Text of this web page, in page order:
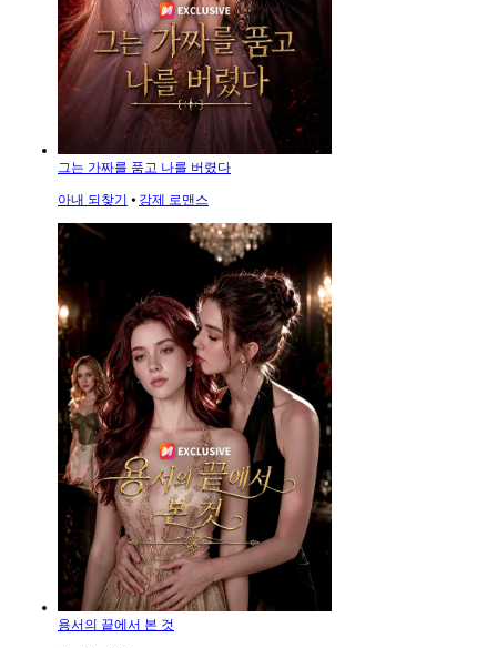
그는 가짜를 품고 나를 버렸다
아내 되찾기 ⦁ 강제 로맨스
용서의 끝에서 본 것